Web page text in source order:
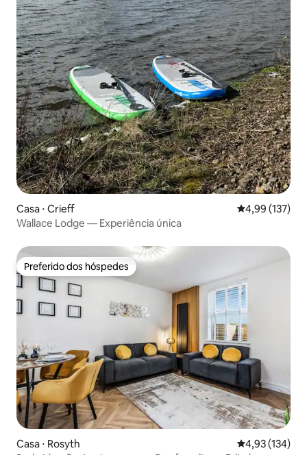
Casa ⋅ Crieff 4,99 de uma
4,99 (137)
Wallace Lodge — Experiência única
Preferido dos hóspedes
Preferido dos hóspedes
Casa ⋅ Rosyth 4,93 de uma
4,93 (134)